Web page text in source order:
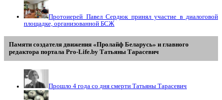
Протоиерей Павел Сердюк принял участие в диалоговой
площадке, организованной БСЖ
Памяти создателя движения «Пролайф Беларусь» и главного
редактора портала Pro-Life.by Tатьяны Tарасевич
Прошло 4 года со дня смерти Татьяны Тарасевич